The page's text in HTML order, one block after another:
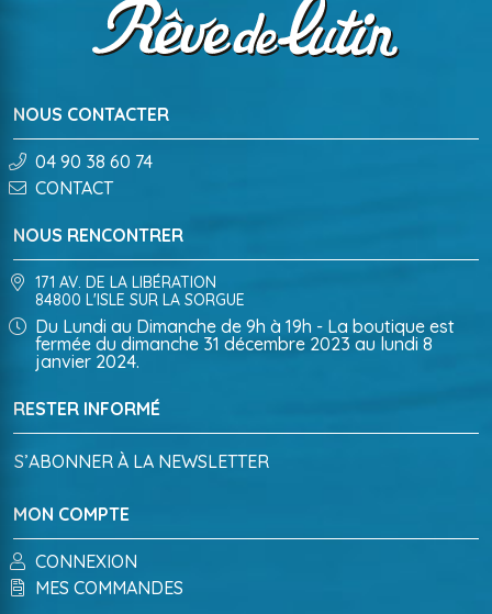
NOUS CONTACTER
04 90 38 60 74
CONTACT
RESTER INFORMÉ
S’ABONNER À LA NEWSLETTER
MON COMPTE
CONNEXION
MES COMMANDES
NOUS RENCONTRER
171 AV. DE LA LIBÉRATION
84800 L'ISLE SUR LA SORGUE
Du Lundi au Dimanche de 9h à 19h - La boutique est
fermée du dimanche 31 décembre 2023 au lundi 8
janvier 2024.